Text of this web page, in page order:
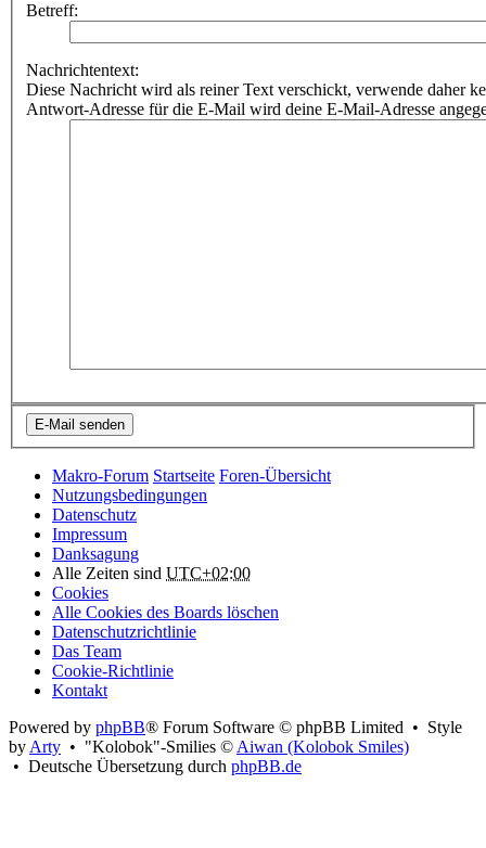
Betreff:
Nachrichtentext:
Diese Nachricht wird als reiner Text verschickt, verwende daher
Antwort-Adresse für die E-Mail wird deine E-Mail-Adresse
Makro-Forum Startseite Foren-Übersicht
Nutzungsbedingungen
Datenschutz
Impressum
Danksagung
Alle Zeiten sind UTC+02:00
Cookies
Alle Cookies des Boards löschen
Datenschutzrichtlinie
Das Team
Cookie-Richtlinie
Kontakt
Powered by phpBB® Forum Software © phpBB Limited • Style
by Arty • "Kolobok"-Smilies © Aiwan (Kolobok Smiles)
• Deutsche Übersetzung durch phpBB.de